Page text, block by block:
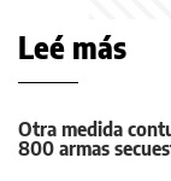
Leé más
Otra medida
800 armas